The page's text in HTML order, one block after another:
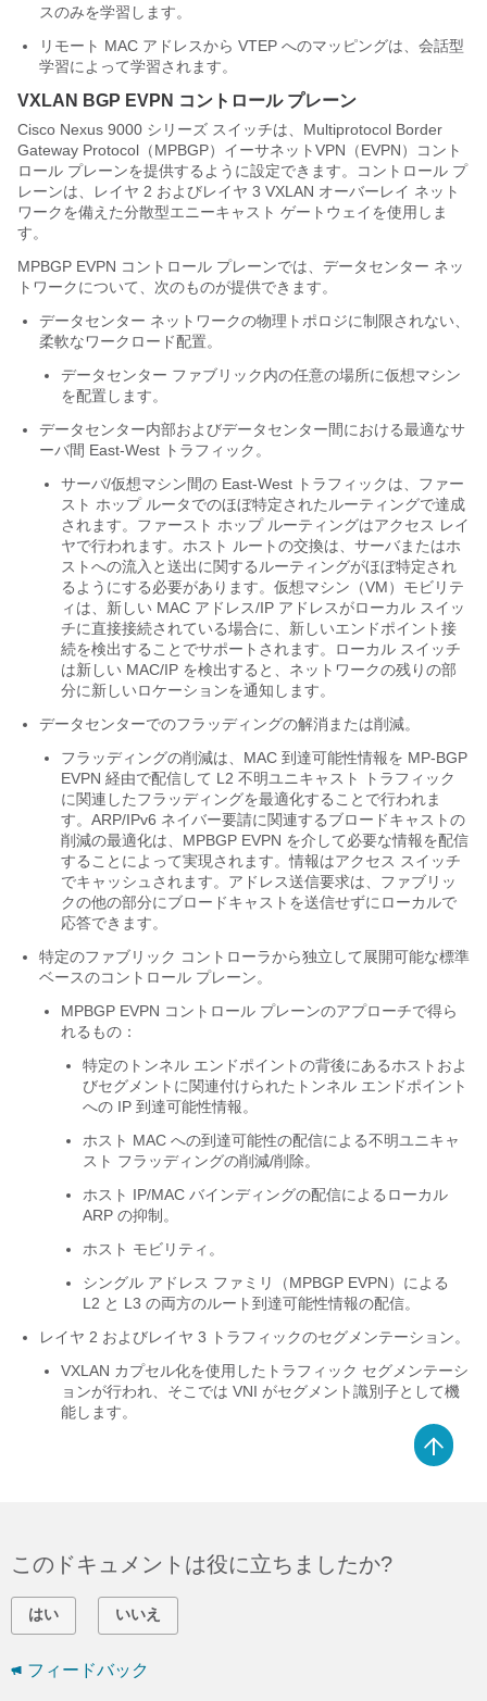
スのみを学習します。
リモート MAC アドレスから VTEP へのマッピングは、会話型
学習によって学習されます。
VXLAN BGP EVPN コントロール プレーン
Cisco Nexus 9000 シリーズ スイッチは、Multiprotocol Border
Gateway Protocol（MPBGP）イーサネットVPN（EVPN）コント
ロール プレーンを提供するように設定できます。コントロール プ
レーンは、レイヤ 2 およびレイヤ 3 VXLAN オーバーレイ ネット
ワークを備えた分散型エニーキャスト ゲートウェイを使用しま
す。
MPBGP EVPN コントロール プレーンでは、データセンター ネッ
トワークについて、次のものが提供できます。
データセンター ネットワークの物理トポロジに制限されない、
柔軟なワークロード配置。
データセンター ファブリック内の任意の場所に仮想マシン
を配置します。
データセンター内部およびデータセンター間における最適なサ
ーバ間 East-West トラフィック。
サーバ/仮想マシン間の East-West トラフィックは、ファー
スト ホップ ルータでのほぼ特定されたルーティングで達成
されます。ファースト ホップ ルーティングはアクセス レイ
ヤで行われます。ホスト ルートの交換は、サーバまたはホ
ストへの流入と送出に関するルーティングがほぼ特定され
るようにする必要があります。仮想マシン（VM）モビリテ
ィは、新しい MAC アドレス/IP アドレスがローカル スイッ
チに直接接続されている場合に、新しいエンドポイント接
続を検出することでサポートされます。ローカル スイッチ
は新しい MAC/IP を検出すると、ネットワークの残りの部
分に新しいロケーションを通知します。
データセンターでのフラッディングの解消または削減。
フラッディングの削減は、MAC 到達可能性情報を MP-BGP
EVPN 経由で配信して L2 不明ユニキャスト トラフィック
に関連したフラッディングを最適化することで行われま
す。ARP/IPv6 ネイバー要請に関連するブロードキャストの
削減の最適化は、MPBGP EVPN を介して必要な情報を配信
することによって実現されます。情報はアクセス スイッチ
でキャッシュされます。アドレス送信要求は、ファブリッ
クの他の部分にブロードキャストを送信せずにローカルで
応答できます。
特定のファブリック コントローラから独立して展開可能な標準
ベースのコントロール プレーン。
MPBGP EVPN コントロール プレーンのアプローチで得ら
れるもの：
特定のトンネル エンドポイントの背後にあるホストおよ
びセグメントに関連付けられたトンネル エンドポイント
への IP 到達可能性情報。
ホスト MAC への到達可能性の配信による不明ユニキャ
スト フラッディングの削減/削除。
ホスト IP/MAC バインディングの配信によるローカル
ARP の抑制。
ホスト モビリティ。
シングル アドレス ファミリ（MPBGP EVPN）による
L2 と L3 の両方のルート到達可能性情報の配信。
レイヤ 2 およびレイヤ 3 トラフィックのセグメンテーション。
VXLAN カプセル化を使用したトラフィック セグメンテーシ
ョンが行われ、そこでは VNI がセグメント識別子として機
能します。
このドキュメントは役に立ちましたか?
はい いいえ
フィードバック